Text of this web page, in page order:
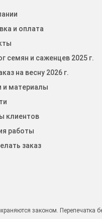
и оплата
семян и саженцев 2025 г.
на весну 2026 г.
и материалы
клиентов
работы
заказ
законом. Перепечатка